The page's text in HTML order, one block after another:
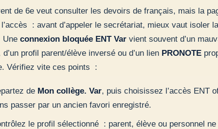
de 6e veut consulter les devoirs de français, mais la
: avant d’appeler le secrétariat, mieux vaut isoler la
Une connexion bloquée ENT Varvient souvent d’un
d’un profil parent/élève inversé ou d’un lien PRONOTE
Vérifiez vite ces points :
de Mon collège. Var, puis choisissez l’accès ENT
passer par un ancien favori enregistré.
le profil sélectionné : parent, élève ou personnel ne